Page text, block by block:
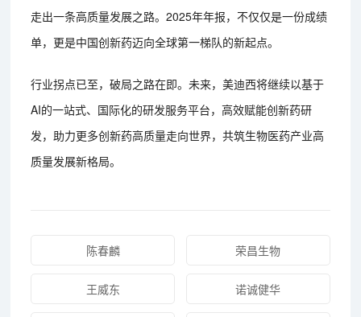
走出一条高质量发展之路。2025年年报，不仅仅是一份成绩
单，更是中国创新药迈向全球第一梯队的新起点。
行业拐点已至，破局之路在即。未来，美迪西将继续以基于
AI的一站式、国际化的研发服务平台，高效赋能创新药研
发，助力更多创新药高质量走向世界，共筑生物医药产业高
质量发展新格局。
陈春麟 荣昌生物
王威东 诺诚健华